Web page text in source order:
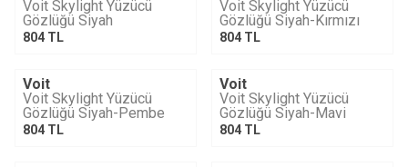
Voit Skylight Yüzücü
Gözlüğü Siyah
804 TL
Voit Skylight Yüzücü
Gözlüğü Siyah-Kırmızı
804 TL
Voit
Voit Skylight Yüzücü
Gözlüğü Siyah-Pembe
804 TL
Voit
Voit Skylight Yüzücü
Gözlüğü Siyah-Mavi
804 TL